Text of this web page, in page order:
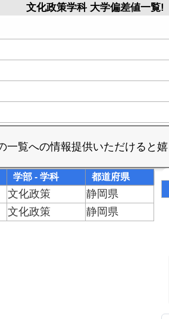
文化政策学科 大学偏差値一覧!
学部 - 学科 都道府県
文化政策
静岡県
文化政策 静岡県